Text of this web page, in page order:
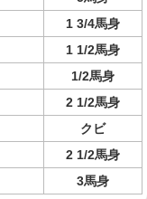
1 3/4馬身
1 1/2馬身
1/2馬身
2 1/2馬身
クビ
2 1/2馬身
3馬身